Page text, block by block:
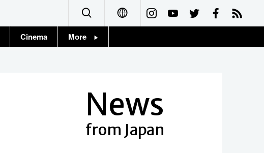
Français
Cinema More
News
from Japan